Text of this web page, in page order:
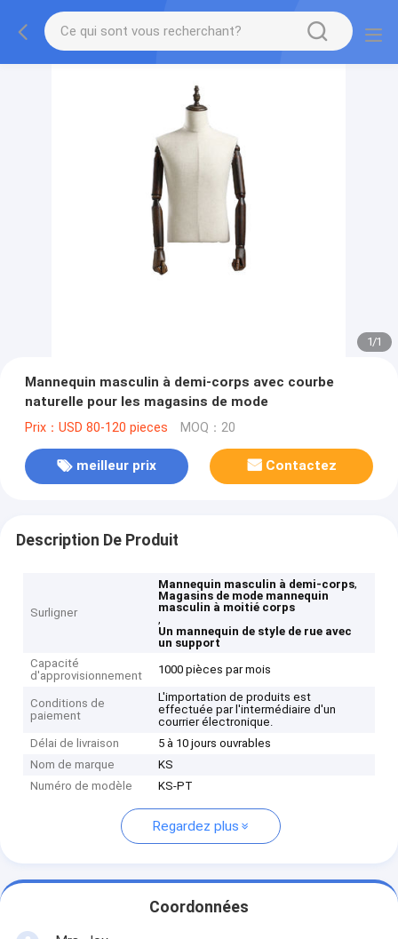
1/1
Mannequin masculin à demi-corps avec courbe
naturelle pour les magasins de mode
Prix：USD 80-120 pieces MOQ：20
meilleur prix Contactez
Description De Produit
Surligner
Mannequin masculin à demi-corps,
Magasins de mode mannequin
masculin à moitié corps
,
Un mannequin de style de rue avec
un support
Capacité
d'approvisionnement
1000 pièces par mois
Conditions de
paiement
L'importation de produits est
effectuée par l'intermédiaire d'un
courrier électronique.
Délai de livraison
5 à 10 jours ouvrables
Nom de marque
KS
Numéro de modèle
KS-PT
Regardez plus
Coordonnées